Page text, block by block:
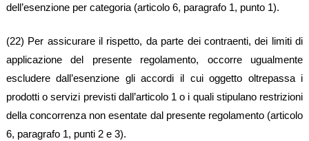
dell’esenzione per categoria (articolo 6, paragrafo 1, punto 1).
(22) Per assicurare il rispetto, da parte dei contraenti, dei limiti di
applicazione del presente regolamento, occorre ugualmente
escludere dall’esenzione gli accordi il cui oggetto oltrepassa i
prodotti o servizi previsti dall’articolo 1 o i quali stipulano restrizioni
della concorrenza non esentate dal presente regolamento (articolo
6, paragrafo 1, punti 2 e 3).